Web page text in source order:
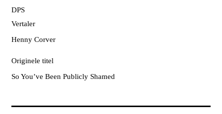
DPS
Vertaler
Henny Corver
Originele titel
So You’ve Been Publicly Shamed